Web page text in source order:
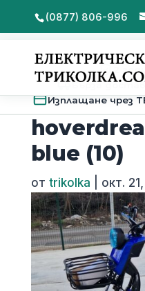
(0877) 806-996
2
Бърза
Изплащане чрез
blue (10)
от trikolka окт.